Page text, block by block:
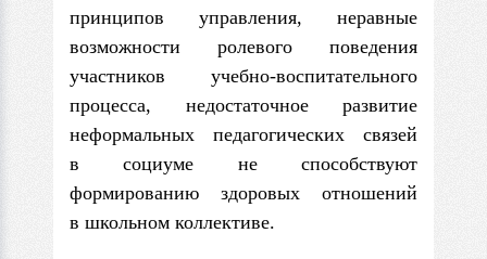
принципов управления, неравные
возможности ролевого поведения
участников учебно-воспитательного
процесса, недостаточ­ное развитие
неформальных педагогических связей
в социуме не способствуют
формированию здоровых отношений
в школьном коллективе.